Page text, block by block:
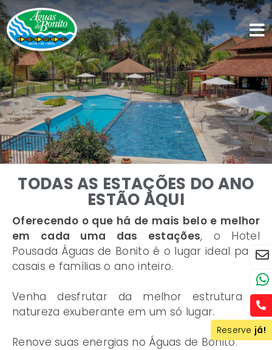
TODAS AS ESTAÇÕES DO ANO
ESTÃO AQUI
Oferecendo o que há de mais belo e melhor
em cada uma das estações, o Hotel
Pousada Águas de Bonito é o lugar ideal para
casais e famílias o ano inteiro.
Venha desfrutar da melhor estrutura e
natureza exuberante em um só lugar.
Renove suas energias no Águas de Bonito.
Reserve já!
Reserve já!